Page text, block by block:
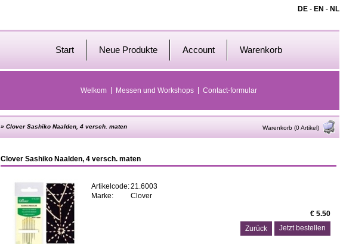
DE - EN - NL
Start Neue Produkte Account Warenkorb
Welkom Messen und Workshops Contact-formular
» Clover Sashiko Naalden, 4 versch. maten Warenkorb (0 Artikel)
Clover Sashiko Naalden, 4 versch. maten
Artikelcode:21.6003
Marke:
Clover
€ 5.50
Zurück